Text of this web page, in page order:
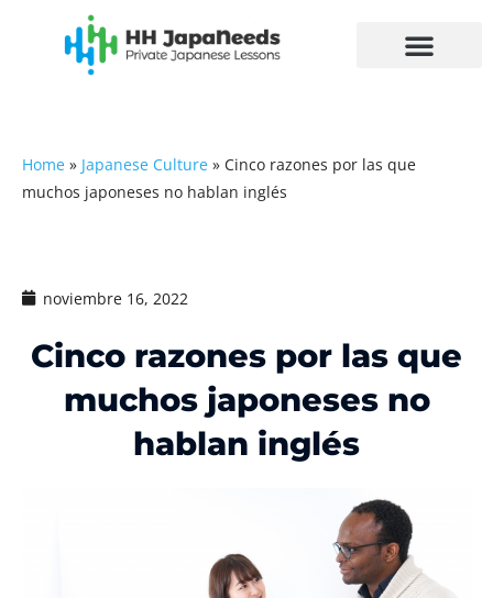
Home » Japanese Culture » Cinco razones por las que
muchos japoneses no hablan inglés
noviembre 16, 2022
Cinco razones por las que
muchos japoneses no
hablan inglés